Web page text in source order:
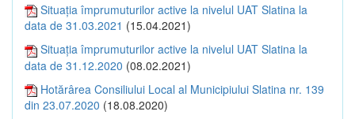
Situația împrumuturilor active la nivelul UAT Slatina la
data de 31.03.2021 (15.04.2021)
Situația împrumuturilor active la nivelul UAT Slatina la
data de 31.12.2020 (08.02.2021)
Hotărârea Consiliului Local al Municipiului Slatina nr. 139
din 23.07.2020 (18.08.2020)